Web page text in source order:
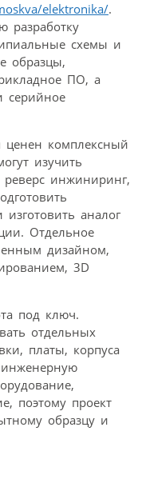
elektronika/.
разработку
схемы и
образцы,
ПО, а
серийное
ценен комплексный
изучить
реверс инжиниринг,
аналог
Отдельное
дизайном,
3D
под ключ.
отдельных
платы, корпуса
поэтому проект
образцу и